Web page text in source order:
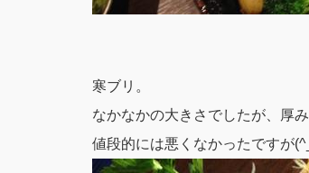
寒ブリ。
なかなかの大きさでしたが、厚
値段的には悪くなかったですが